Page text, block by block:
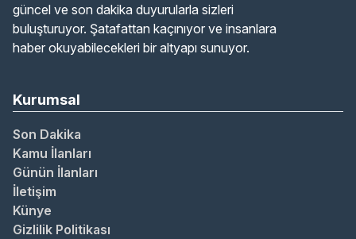
güncel ve son dakika duyurularla sizleri
buluşturuyor. Şatafattan kaçınıyor ve insanlara
haber okuyabilecekleri bir altyapı sunuyor.
Kurumsal
Son Dakika
Kamu İlanları
Günün İlanları
İletişim
Künye
Gizlilik Politikası